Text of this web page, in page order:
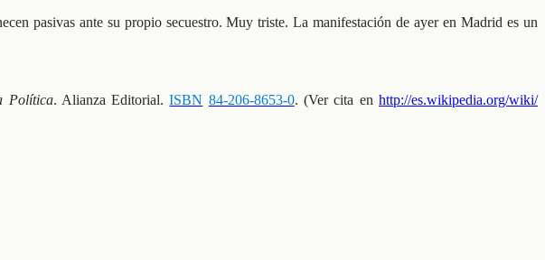
pasivas ante su propio secuestro. Muy triste. La manifestación de ayer en Madrid es un
Política. Alianza Editorial.ISBN 84-206-8653-0. (Ver cita enhttp://es.wikipedia.org/wiki/